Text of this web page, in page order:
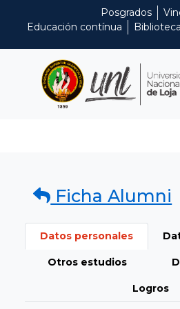
Posgrados
Educación contínua
Ficha Alumni
Datos personales
Otros estudios
Logros